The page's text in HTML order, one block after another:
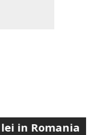
• 💳